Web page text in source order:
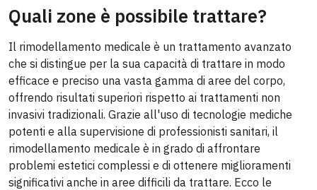
Quali zone è possibile trattare?
Il rimodellamento medicale è un trattamento avanzato
che si distingue per la sua capacità di trattare in modo
efficace e preciso una vasta gamma di aree del corpo,
offrendo risultati superiori rispetto ai trattamenti non
invasivi tradizionali. Grazie all'uso di tecnologie mediche
potenti e alla supervisione di professionisti sanitari, il
rimodellamento medicale è in grado di affrontare
problemi estetici complessi e di ottenere miglioramenti
significativi anche in aree difficili da trattare. Ecco le